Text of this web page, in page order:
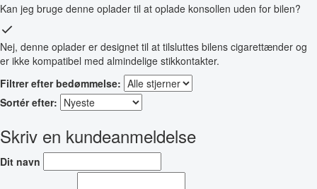
Kan jeg bruge denne oplader til at oplade konsollen uden for bilen?
Nej, denne oplader er designet til at tilsluttes bilens cigarettænder og
er ikke kompatibel med almindelige stikkontakter.
Filtrer efter bedømmelse:
Sortér efter:
Skriv en kundeanmeldelse
Dit navn